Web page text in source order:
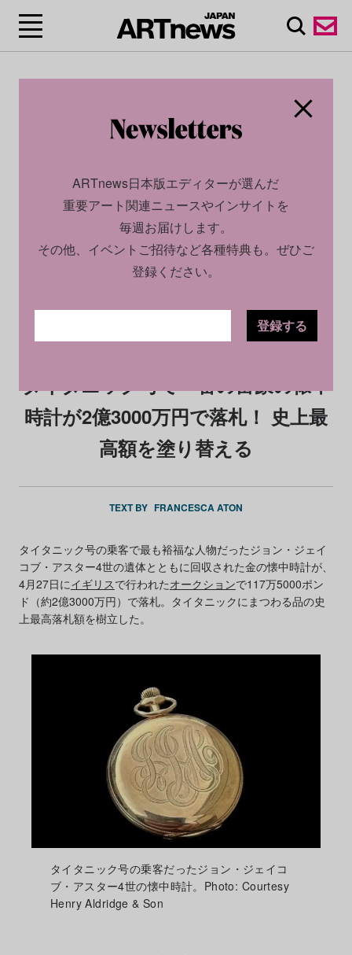
2024.05.01
タイタニック号で一番の富豪の懐中
時計が2億3000万円で落札！ 史上最
高額を塗り替える
TEXT BY FRANCESCA ATON
タイタニック号の乗客で最も裕福な人物だったジョン・ジェイ
コブ・アスター4世の遺体とともに回収された金の懐中時計が、
4月27日にイギリスで行われたオークションで117万5000ポン
ド（約2億3000万円）で落札。タイタニックにまつわる品の史
上最高落札額を樹立した。
タイタニック号の乗客だったジョン・ジェイコ
ブ・アスター4世の懐中時計。Photo: Courtesy
Henry Aldridge & Son
ARTnews日本版エディターが選んだ
重要アート関連ニュースやインサイトを
毎週お届けします。
その他、イベントご招待など各種特典も。ぜひご
登録ください。
登録する